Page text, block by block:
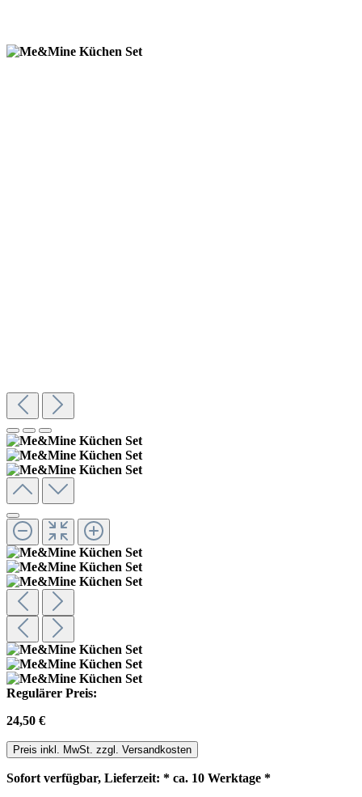
Regulärer Preis:
24,50 €
Preis inkl. MwSt. zzgl. Versandkosten
Sofort verfügbar, Lieferzeit: * ca. 10 Werktage *